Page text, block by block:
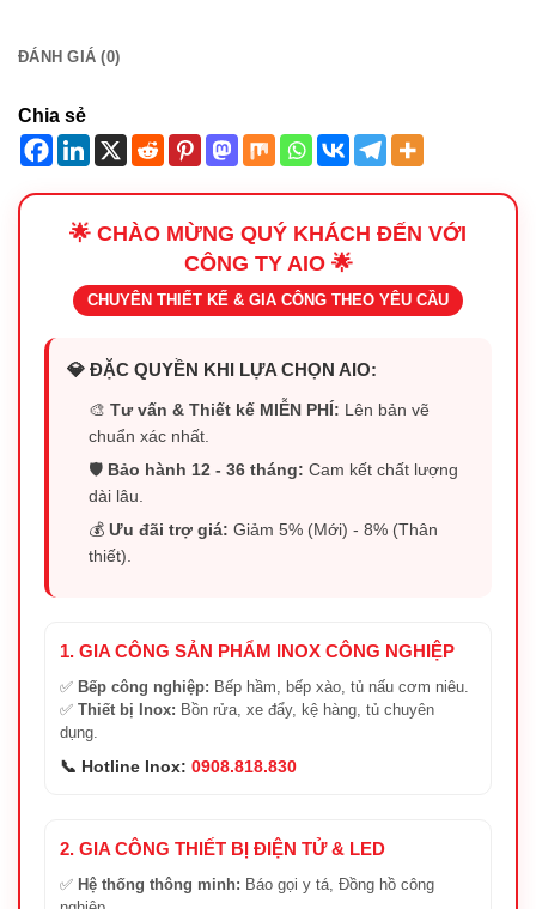
ĐÁNH GIÁ (0)
Chia sẻ
🌟 CHÀO MỪNG QUÝ KHÁCH ĐẾN VỚI
CÔNG TY AIO 🌟
CHUYÊN THIẾT KẾ & GIA CÔNG THEO YÊU CẦU
💎 ĐẶC QUYỀN KHI LỰA CHỌN AIO:
🎨Tư vấn & Thiết kế MIỄN PHÍ: Lên bản vẽ
chuẩn xác nhất.
🛡️ Bảo hành 12 - 36 tháng: Cam kết chất lượng
dài lâu.
💰Ưu đãi trợ giá: Giảm 5% (Mới) - 8% (Thân
thiết).
1. GIA CÔNG SẢN PHẨM INOX CÔNG NGHIỆP
✅ Bếp công nghiệp: Bếp hầm, bếp xào, tủ nấu cơm niêu.
✅ Thiết bị Inox: Bồn rửa, xe đẩy, kệ hàng, tủ chuyên
dụng.
📞 Hotline Inox: 0908.818.830
2. GIA CÔNG THIẾT BỊ ĐIỆN TỬ & LED
✅ Hệ thống thông minh: Báo gọi y tá, Đồng hồ công